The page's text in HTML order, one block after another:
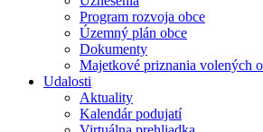
Program rozvoja obce
Územný plán obce
Dokumenty
Majetkové priznania volených
Udalosti
Aktuality
Kalendár podujatí